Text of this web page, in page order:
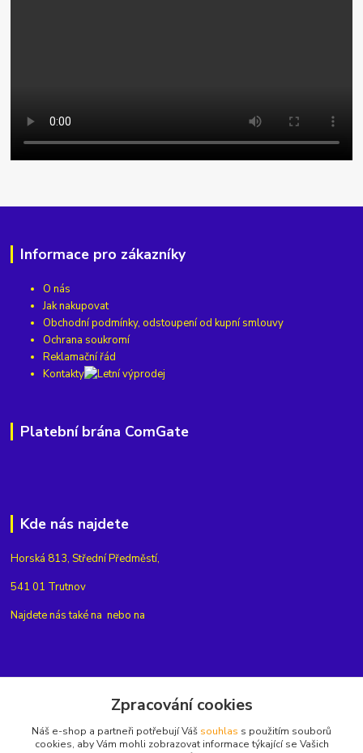
Informace pro zákazníky
O nás
Jak nakupovat
Obchodní podmínky, odstoupení od kupní smlouvy
Ochrana soukromí
Reklamační řád
Kontakty
Platební brána ComGate
Kde nás najdete
Horská 813, Střední Předměstí,
541 01 Trutnov
Najdete nás také na nebo na
+420775654704
Zpracování cookies
Náš e-shop a partneři potřebují Váš souhlas s použitím souborů
cookies, aby Vám mohli zobrazovat informace týkající se Vašich